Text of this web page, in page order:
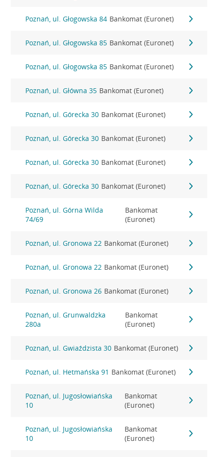
Poznań, ul. Głogowska 84 Bankomat (Euronet)
Poznań, ul. Głogowska 85 Bankomat (Euronet)
Poznań, ul. Głogowska 85 Bankomat (Euronet)
Poznań, ul. Główna 35 Bankomat (Euronet)
Poznań, ul. Górecka 30 Bankomat (Euronet)
Poznań, ul. Górecka 30 Bankomat (Euronet)
Poznań, ul. Górecka 30 Bankomat (Euronet)
Poznań, ul. Górecka 30 Bankomat (Euronet)
Poznań, ul. Górna Wilda
74/69
Bankomat
(Euronet)
Poznań, ul. Gronowa 22 Bankomat (Euronet)
Poznań, ul. Gronowa 22 Bankomat (Euronet)
Poznań, ul. Gronowa 26 Bankomat (Euronet)
Poznań, ul. Grunwaldzka
280a
Bankomat
(Euronet)
Poznań, ul. Gwiaździsta 30 Bankomat (Euronet)
Poznań, ul. Hetmańska 91 Bankomat (Euronet)
Poznań, ul. Jugosłowiańska
10
Bankomat
(Euronet)
Poznań, ul. Jugosłowiańska
10
Bankomat
(Euronet)